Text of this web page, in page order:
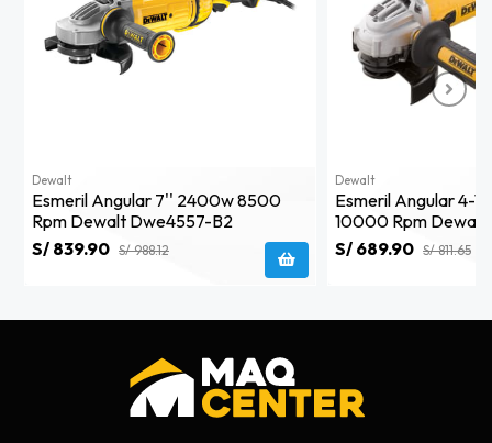
Dewalt
Esmeril Angular 7'' 2400w 8500
Rpm Dewalt Dwe4557-B2
S/ 839.90 S/ 988.12
Dewalt
Esmeril Angular 4-
10000 Rpm
S/ 689.90 S/ 811.65